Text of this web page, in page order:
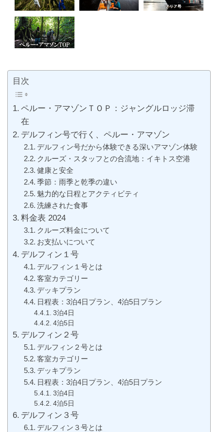
目次
ペルー・アマゾンＴＯＰ：ジャングルロッジ滞
在
デルフィン号で行く、ペルー・アマゾン
デルフィン号だから体験できる深いアマゾン体験
クルーズ・スタッフとの合流地：イキトス空港
健康と安全
季節：雨季と乾季の違い
魅力的な日程とアクティビティ
洗練された食事
料金表 2024
クルーズ料金について
お支払いについて
デルフィン１号
デルフィン１号とは
客室カテゴリー
デッキプラン
日程表：3泊4日プラン、4泊5日プラン
3泊4日
4泊5日
デルフィン２号
デルフィン２号とは
客室カテゴリー
デッキプラン
日程表：3泊4日プラン、4泊5日プラン
3泊4日
4泊5日
デルフィン３号
デルフィン３号とは